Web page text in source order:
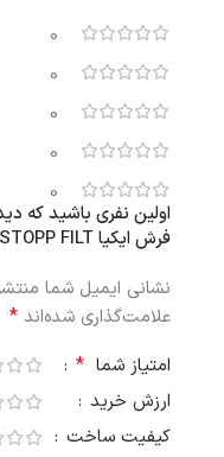
0
0
0
0
0
اولین نفری باشید که
فرش ایکیا STOPP FILT ابعاد 140×70”
نشانی ایمیل شما
علامت‌گذاری شده‌اند *
امتیاز شما *
ارزش خرید
کیفیت ساخت